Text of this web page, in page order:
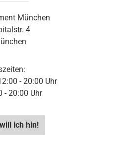
München
4
- 20:00 Uhr
- 20:00 Uhr
ich hin!